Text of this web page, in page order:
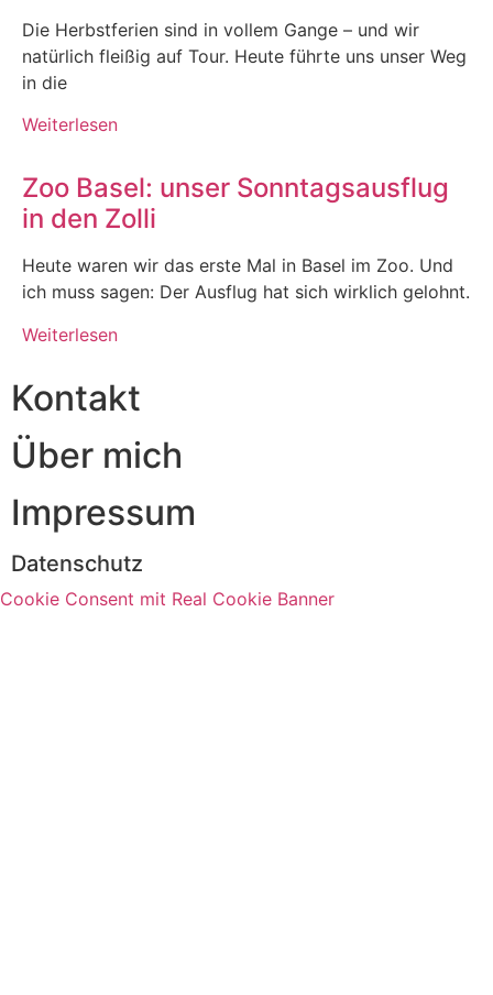
Die Herbstferien sind in vollem Gange – und wir
natürlich fleißig auf Tour. Heute führte uns unser Weg
in die
Weiterlesen
Zoo Basel: unser Sonntagsausflug
in den Zolli
Heute waren wir das erste Mal in Basel im Zoo. Und
ich muss sagen: Der Ausflug hat sich wirklich gelohnt.
Weiterlesen
Kontakt
Über mich
Impressum
Datenschutz
Cookie Consent mit Real Cookie Banner